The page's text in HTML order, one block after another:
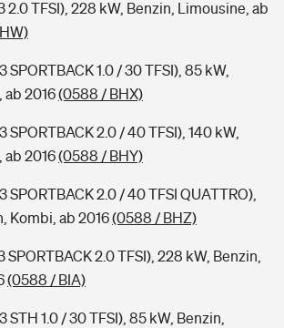
2.0 TFSI), 228 kW, Benzin, Limousine, ab
SPORTBACK 1.0 / 30 TFSI), 85 kW,
ab 2016(0588 / BHX)
SPORTBACK 2.0 / 40 TFSI), 140 kW,
ab 2016(0588 / BHY)
SPORTBACK 2.0 / 40 TFSI QUATTRO),
Kombi, ab 2016(0588 / BHZ)
SPORTBACK 2.0 TFSI), 228 kW, Benzin,
(0588 / BIA)
STH 1.0 / 30 TFSI), 85 kW, Benzin,